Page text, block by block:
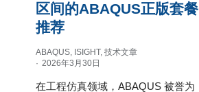
区间的ABAQUS正版套餐
推荐
ABAQUS, ISIGHT, 技术文章
2026年3月30日
在工程仿真领域，ABAQUS 被誉为